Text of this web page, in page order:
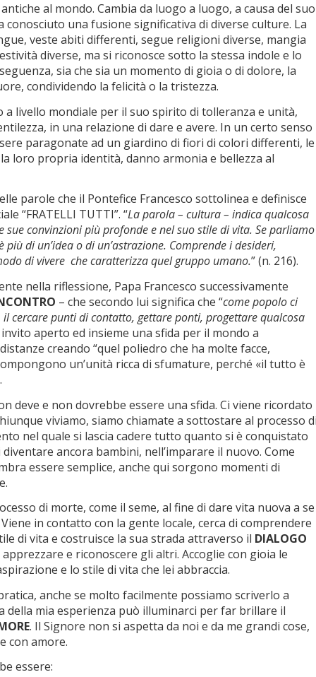
al mondo. Cambia da luogo a luogo, a causa del suo
una fusione significativa di diverse culture. La
veste abiti differenti, segue religioni diverse, mangia
diverse, ma si riconosce sotto la stessa indole e lo
sia che sia un momento di gioia o di dolore, la
condividendo la felicità o la tristezza.
livello mondiale per il suo spirito di tolleranza e unità,
in una relazione di dare e avere. In un certo senso
paragonate ad un giardino di fiori di colori differenti, le
loro propria identità, danno armonia e bellezza al
parole che il Pontefice Francesco sottolinea e definisce
“FRATELLI TUTTI”. “La parola – cultura – indica qualcosa
sue convinzioni più profonde e nel suo stile di vita. Se parliamo
di un’idea o di un’astrazione. Comprende i desideri,
di vivere che caratterizza quel gruppo umano.” (n. 216).
nella riflessione, Papa Francesco successivamente
– che secondo lui significa che “come popolo ci
cercare punti di contatto, gettare ponti, progettare qualcosa
invito aperto ed insieme una sfida per il mondo a
creando “quel poliedro che ha molte facce,
un’unità ricca di sfumature, perché «il tutto è
deve e non dovrebbe essere una sfida. Ci viene ricordato
viviamo, siamo chiamate a sottostare al processo
nel quale si lascia cadere tutto quanto si è conquistato
ancora bambini, nell’imparare il nuovo. Come
essere semplice, anche qui sorgono momenti di
di morte, come il seme, al fine di dare vita nuova a se
in contatto con la gente locale, cerca di comprendere
di vita e costruisce la sua strada attraverso il DIALOGO
apprezzare e riconoscere gli altri. Accoglie con gioia le
e lo stile di vita che lei abbraccia.
anche se molto facilmente possiamo scriverlo a
della mia esperienza può illuminarci per far brillare il
. Il Signore non si aspetta da noi e da me grandi cose,
con amore.
essere: